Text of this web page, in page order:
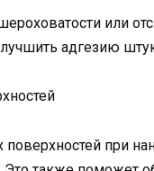
или
адгезию
при